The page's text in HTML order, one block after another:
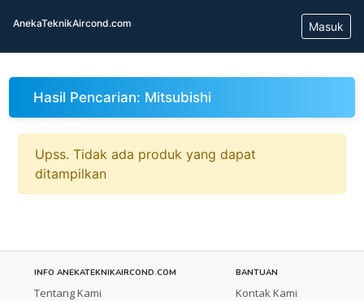
AnekaTeknikAircond.com Masuk
Hasil Pencarian: Mitsubishi
Upss. Tidak ada produk yang dapat
ditampilkan
INFO ANEKATEKNIKAIRCOND.COM
Tentang Kami
BANTUAN
Kontak Kami